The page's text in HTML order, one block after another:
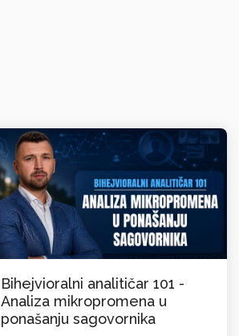
Bihejvioralni analitičar 101 -
Analiza mikropromena u
ponašanju sagovornika